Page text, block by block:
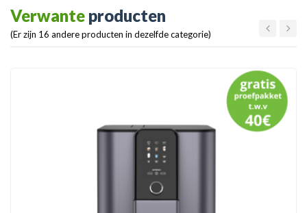
Verwante producten
(Er zijn 16 andere producten in dezelfde categorie)